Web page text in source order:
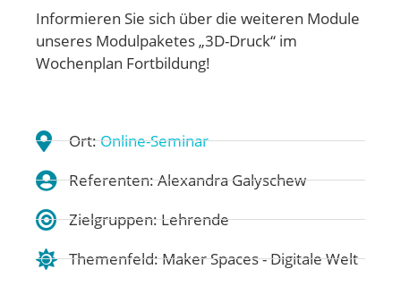
Informieren Sie sich über die weiteren Module
unseres Modulpaketes „3D-Druck“ im
Wochenplan Fortbildung!
Ort:Online-Seminar
Referenten: Alexandra Galyschew
Zielgruppen: Lehrende
Themenfeld:Maker Spaces - Digitale Welt